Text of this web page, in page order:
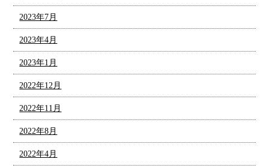
2023年7月
2023年4月
2023年1月
2022年12月
2022年11月
2022年8月
2022年4月